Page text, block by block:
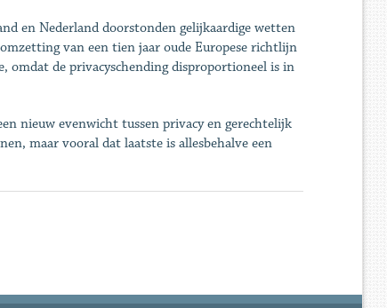
en Nederland doorstonden gelijkaardige wetten
van een tien jaar oude Europese richtlijn
omdat de privacyschending disproportioneel is in
nieuw evenwicht tussen privacy en gerechtelijk
maar vooral dat laatste is allesbehalve een